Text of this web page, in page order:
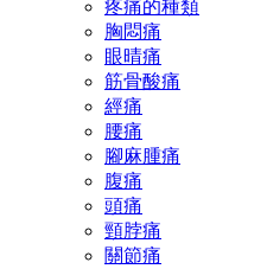
疼痛的種類
胸悶痛
眼晴痛
筋骨酸痛
經痛
腰痛
腳麻腫痛
腹痛
頭痛
頸脖痛
關節痛